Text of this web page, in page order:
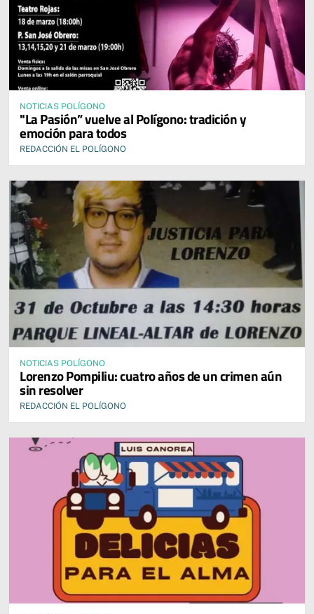
NOTICIAS POLÍGONO
"La Pasión” vuelve al Polígono: tradición y
emoción para todos
REDACCIÓN EL POLÍGONO
NOTICIAS POLÍGONO
Lorenzo Pompiliu: cuatro años de un crimen aún
sin resolver
REDACCIÓN EL POLÍGONO